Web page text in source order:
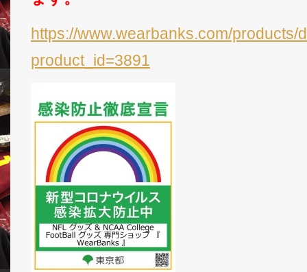
https://www.wearbanks.com/products/
product_id=3891